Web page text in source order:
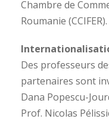
Chambre de
Roumanie (CCIFER).
Des professeurs
partenaires sont
Dana Popescu-
Prof. Nicolas